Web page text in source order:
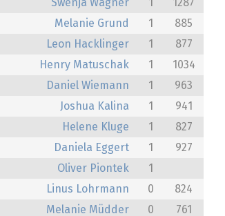
Swenja Wagner
1287
Melanie Grund 1
885
Leon Hacklinger 1
877
Henry Matuschak 1
1034
Daniel Wiemann 1
963
Joshua Kalina 1
941
Helene Kluge 1
827
Daniela Eggert 1
927
Oliver Piontek
1
Linus Lohrmann 0
824
Melanie Müdder 0 761